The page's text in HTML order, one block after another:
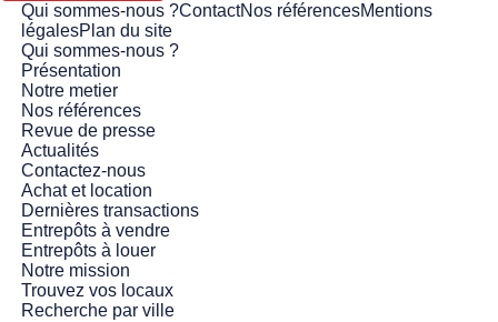
Qui sommes-nous ?ContactNos référencesMentions
légalesPlan du site
Qui sommes-nous ?
Présentation
Notre metier
Nos références
Revue de presse
Actualités
Contactez-nous
Achat et location
Dernières transactions
Entrepôts à vendre
Entrepôts à louer
Notre mission
Trouvez vos locaux
Recherche par ville